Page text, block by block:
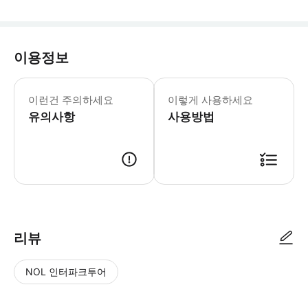
이용정보
이런건 주의하세요
유의사항
이렇게 사용하세요
사용방법
리뷰
NOL 인터파크투어